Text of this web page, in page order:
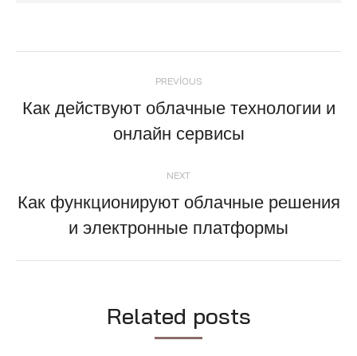
navigation
PREVIOUS
post:
Как действуют облачные технологии и
онлайн сервисы
NEXT
post:
Как функционируют облачные решения
и электронные платформы
Related posts